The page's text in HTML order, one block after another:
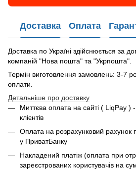
Доставка Оплата
Доставка по Україні здійснюється за
компаній "Нова пошта" та "Укрпошта".
Термін виготовлення замовлень: 3-7
оплати.
Детальніше про доставку
Миттєва оплата на сайті ( LiqPay ) -
клієнтів
Оплата на розрахунковий рахунок
у ПриватБанку
Накладений платіж (оплата при
зареєстрованих користувачів на